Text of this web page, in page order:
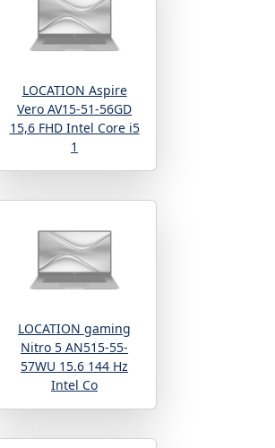
LOCATION Aspire
Vero AV15-51-56GD
15,6 FHD Intel Core i5
1
LOCATION gaming
Nitro 5 AN515-55-
57WU 15.6 144 Hz
Intel Co